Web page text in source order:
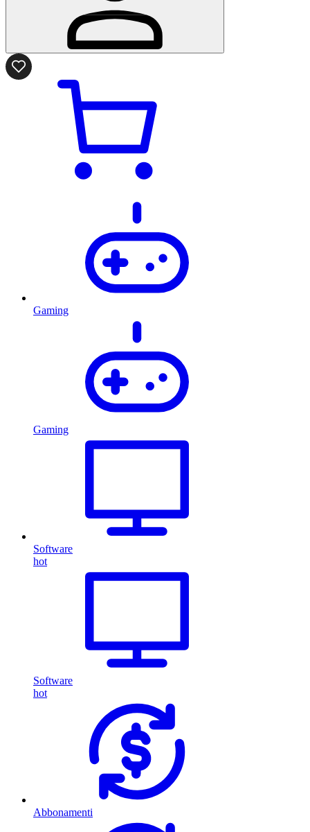
Gaming
Gaming
Software
hot
Software
hot
Abbonamenti